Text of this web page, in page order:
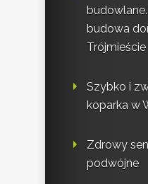
budowa
Trójmieście
Szybko i
koparka w
Zdrowy
podwójne